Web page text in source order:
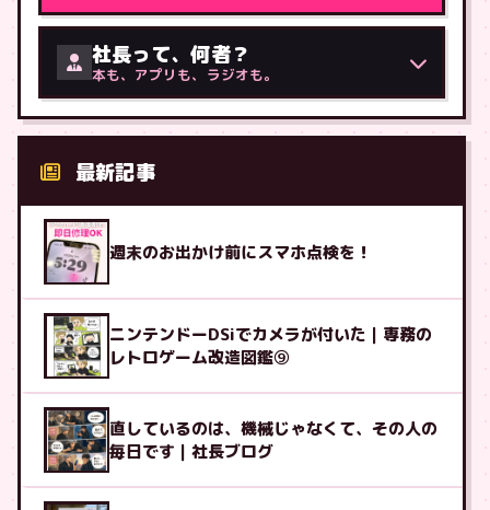
社長って、何者？
本も、アプリも、ラジオも。
最新記事
週末のお出かけ前にスマホ点検を！
ニンテンドーDSiでカメラが付いた｜専務の
レトロゲーム改造図鑑⑨
直しているのは、機械じゃなくて、その人の
毎日です｜社長ブログ